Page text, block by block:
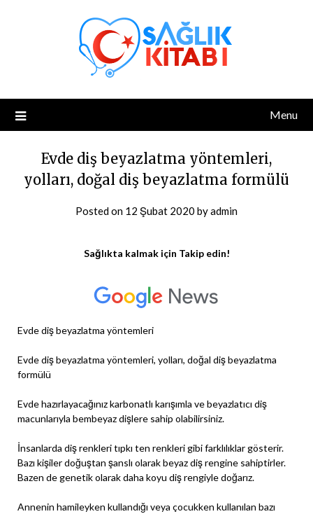
Menu
Evde diş beyazlatma yöntemleri,
yolları, doğal diş beyazlatma formülü
Posted on 12 Şubat 2020 byadmin
Sağlıkta kalmak için Takip edin!
Evde diş beyazlatma yöntemleri
Evde diş beyazlatma yöntemleri, yolları, doğal diş beyazlatma
formülü
Evde hazırlayacağınız karbonatlı karışımla ve beyazlatıcı diş
macunlarıyla bembeyaz dişlere sahip olabilirsiniz.
İnsanlarda diş renkleri tıpkı ten renkleri gibi farklılıklar gösterir.
Bazı kişiler doğuştan şanslı olarak beyaz diş rengine sahiptirler.
Bazen de genetik olarak daha koyu diş rengiyle doğarız.
Annenin hamileyken kullandığı veya çocukken kullanılan bazı